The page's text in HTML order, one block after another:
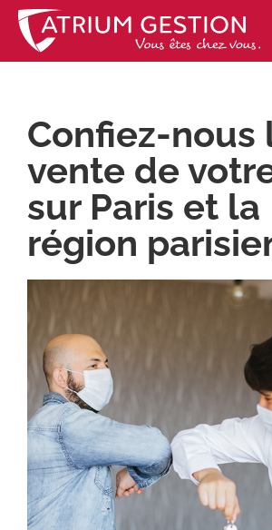
Skip
content
Confiez-nous
vente de
sur Paris et la
région